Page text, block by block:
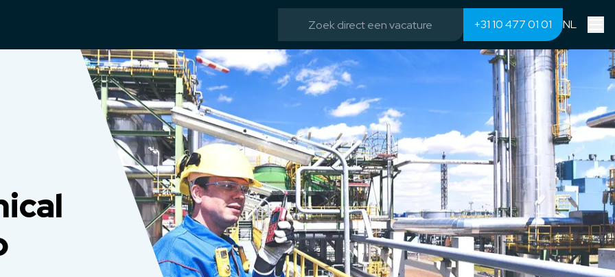
+31 10 477 01 01 NL